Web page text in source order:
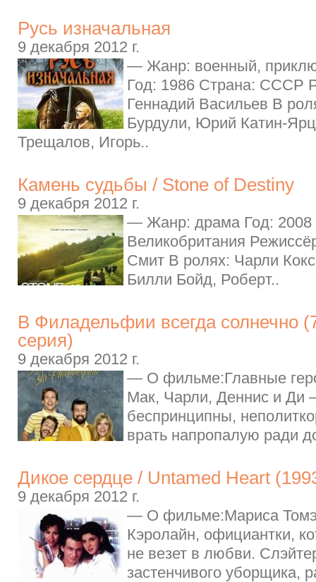
Русь изначальная
9 декабря 2012 г.
— Жанр: военный,
Год: 1986 Страна: СССР
Геннадий Васильев В
Бурдули, Юрий Катин-
Трещалов, Игорь..
Камень судьбы / Stone of Destiny
9 декабря 2012 г.
— Жанр: драма Год: 2008
Великобритания
Смит В ролях: Чарли
Билли Бойд, Роберт..
В Филадельфии всегда солнечно
серия)
9 декабря 2012 г.
— О фильме:Главные
Мак, Чарли, Деннис и Ди
беспринципны,
врать напропалую ради
Дикое сердце / Untamed Heart
9 декабря 2012 г.
— О фильме:Мариса
Кэролайн, официантки,
не везет в любви.
застенчивого уборщика,